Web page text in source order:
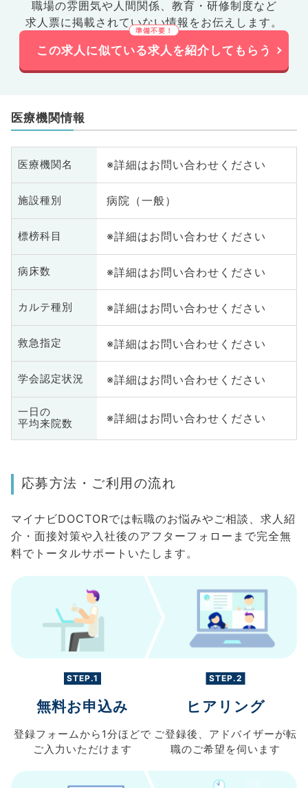
職場の雰囲気や人間関係、 教育・研修制度など
求人票に掲載されていない情報をお伝えします。
この求人に似ている求人を紹介してもらう
医療機関情報
医療機関名 ※詳細はお問い合わせください
施設種別 病院（一般）
標榜科目 ※詳細はお問い合わせください
病床数 ※詳細はお問い合わせください
カルテ種別 ※詳細はお問い合わせください
救急指定 ※詳細はお問い合わせください
学会認定状況 ※詳細はお問い合わせください
一日の
平均来院数
※詳細はお問い合わせください
応募方法・ご利用の流れ
マイナビDOCTORでは転職のお悩みやご相談、求人紹
介・面接対策や入社後のアフターフォローまで完全無
料でトータルサポートいたします。
STEP.1
無料お申込み
登録フォームから 1分ほどで
ご入力 いただけます
STEP.2
ヒアリング
ご登録後、 アドバイザーが転
職のご希望を伺います